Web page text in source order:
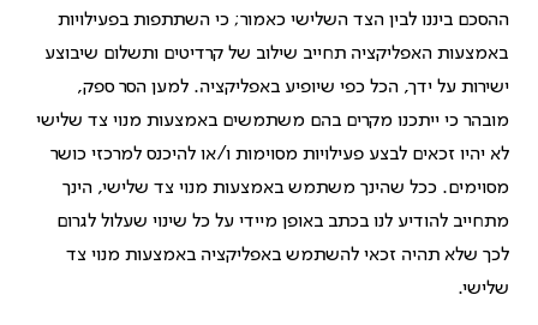
ההסכם ביננו לבין הצד השלישי כאמור; כי השתתפות בפעילויות
באמצעות האפליקציה תחייב שילוב של קרדיטים ותשלום שיבוצע
ישירות על ידך, הכל כפי שיופיע באפליקציה. למען הסר ספק,
מובהר כי ייתכנו מקרים בהם משתמשים באמצעות מנוי צד שלישי
לא יהיו זכאים לבצע פעילויות מסוימות ו/או להיכנס למרכזי כושר
מסוימים. ככל שהינך משתמש באמצעות מנוי צד שלישי, הינך
מתחייב להודיע לנו בכתב באופן מיידי על כל שינוי שעלול לגרום
לכך שלא תהיה זכאי להשתמש באפליקציה באמצעות מנוי צד
שלישי.